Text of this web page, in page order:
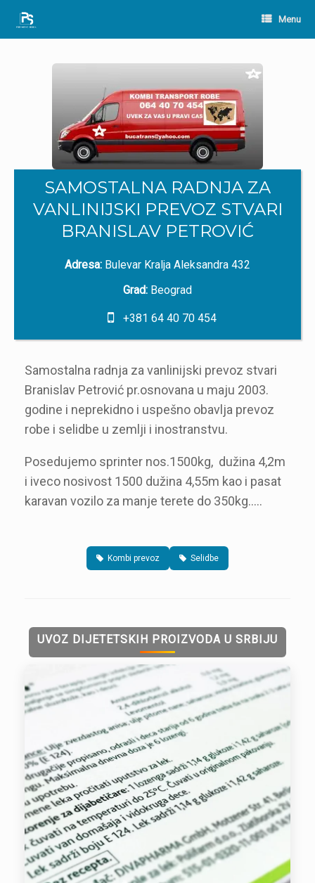
Menu
SAMOSTALNA RADNJA ZA
VANLINIJSKI PREVOZ STVARI
BRANISLAV PETROVIĆ
Adresa: Bulevar Kralja Aleksandra 432
Grad: Beograd
+381 64 40 70 454
Samostalna radnja za vanlinijski prevoz stvari
Branislav Petrović pr.osnovana u maju 2003.
godine i neprekidno i uspešno obavlja prevoz
robe i selidbe u zemlji i inostranstvu.
Posedujemo sprinter nos.1500kg, dužina 4,2m
i iveco nosivost 1500 dužina 4,55m kao i pasat
karavan vozilo za manje terete do 350kg…..
Kombi prevoz Selidbe
UVOZ DIJETETSKIH PROIZVODA U SRBIJU